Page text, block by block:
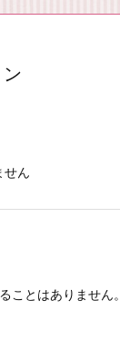
せん
ことはありません。